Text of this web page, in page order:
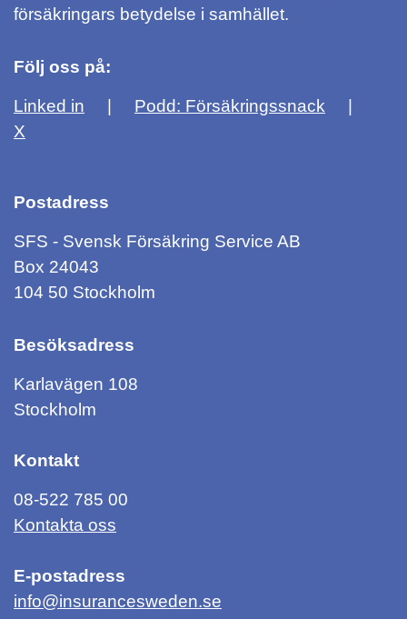
försäkringars betydelse i samhället.
Följ oss på:
Linked in
Podd: Försäkringssnack
X
Postadress
SFS - Svensk Försäkring Service AB
Box 24043
104 50 Stockholm
Besöksadress
Karlavägen 108
Stockholm
Kontakt
08-522 785 00
Kontakta oss
E-postadress
info@insurancesweden.se